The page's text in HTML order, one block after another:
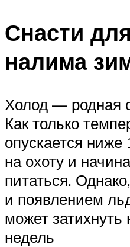
Снасти
налима
Холод — родная
Как только
опускается ниже
на охоту и
питаться.
и появлением
может затихнуть
недель